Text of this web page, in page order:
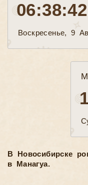
06:38:43
Воскресенье, 9
В Новосибирске
в Манагуа.